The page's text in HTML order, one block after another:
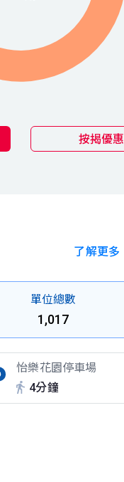
按揭優惠
了解更多
單位總數
1,017
怡樂花園停車場
4分鐘